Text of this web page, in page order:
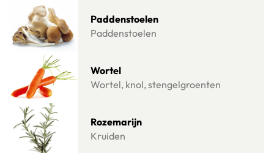
Paddenstoelen
Paddenstoelen
Lees meer over Paddenstoelen
Wortel
Wortel, knol, stengelgroenten
Lees meer over Wortel
Rozemarijn
Kruiden
Lees meer over Rozemarijn